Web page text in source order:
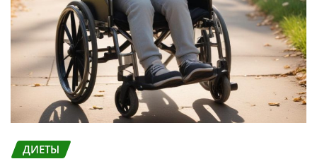
ДИЕТЫ